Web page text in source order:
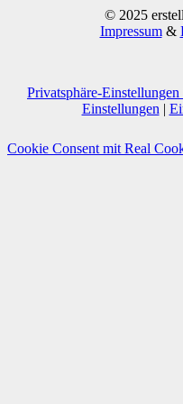
© 2025
Impressum&
Privatsphäre-Einstellungen
Einstellungen |
Cookie Consent mit Real